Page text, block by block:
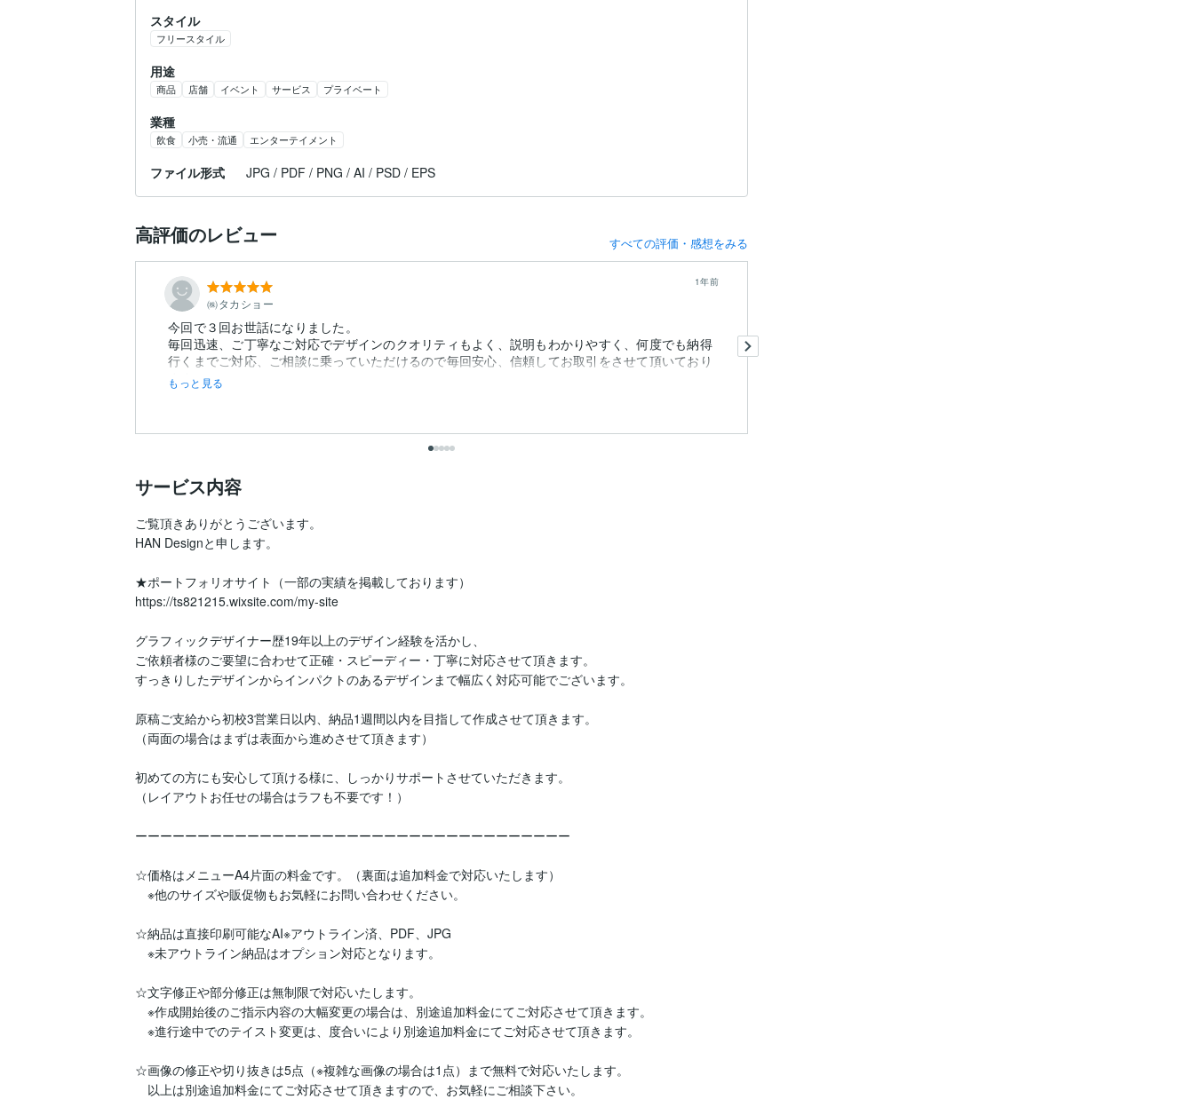
スタイル
フリースタイル
用途
商品 店舗 イベント サービス プライベート
業種
飲食 小売・流通 エンターテイメント
ファイル形式 JPG / PDF / PNG / AI / PSD / EPS
高評価のレビュー すべての評価・感想をみる
㈱タカショー
1年前
今回で３回お世話になりました。
毎回迅速、ご丁寧なご対応でデザインのクオリティもよく、説明もわかりやすく、何度でも納得
行くまでご対応、ご相談に乗っていただけるので毎回安心、信頼してお取引をさせて頂いており
ます。
数あるデザイナー選びで迷っていらっしゃる方には...
もっと見る
サービス内容
ご覧頂きありがとうございます。
HAN Designと申します。
★ポートフォリオサイト（一部の実績を掲載しております）
https://ts821215.wixsite.com/my-site
グラフィックデザイナー歴19年以上のデザイン経験を活かし、
ご依頼者様のご要望に合わせて正確・スピーディー・丁寧に対応させて頂きます。
すっきりしたデザインからインパクトのあるデザインまで幅広く対応可能でございます。
原稿ご支給から初校3営業日以内、納品1週間以内を目指して作成させて頂きます。
（両面の場合はまずは表面から進めさせて頂きます）
初めての方にも安心して頂ける様に、しっかりサポートさせていただきます。
（レイアウトお任せの場合はラフも不要です！）
ーーーーーーーーーーーーーーーーーーーーーーーーーーーーーーーーーーー
☆価格はメニューA4片面の料金です。（裏面は追加料金で対応いたします）
※他のサイズや販促物もお気軽にお問い合わせください。
☆納品は直接印刷可能なAI※アウトライン済、PDF、JPG
※未アウトライン納品はオプション対応となります。
☆文字修正や部分修正は無制限で対応いたします。
※作成開始後のご指示内容の大幅変更の場合は、別途追加料金にてご対応させて頂きます。
※進行途中でのテイスト変更は、度合いにより別途追加料金にてご対応させて頂きます。
☆画像の修正や切り抜きは5点（※複雑な画像の場合は1点）まで無料で対応いたします。
以上は別途追加料金にてご対応させて頂きますので、お気軽にご相談下さい。